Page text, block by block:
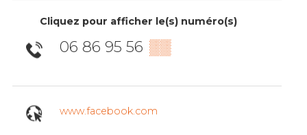
Cliquez pour afficher le(s) numéro(s)
06 86 95 56 ▒▒
www.facebook.com